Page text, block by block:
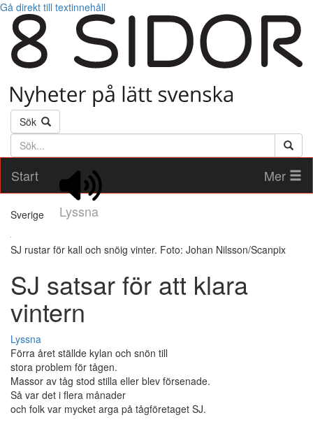
Gå direkt till textinnehåll
Sök
Söktext
Start
Lyssna
Mer
Sverige
SJ rustar för kall och snöig vinter. Foto: Johan Nilsson/Scanpix
SJ satsar för att klara
vintern
Lyssna
Förra året ställde kylan och snön till
stora problem för tågen.
Massor av tåg stod stilla eller blev försenade.
Så var det i flera månader
och folk var mycket arga på tågföretaget SJ.